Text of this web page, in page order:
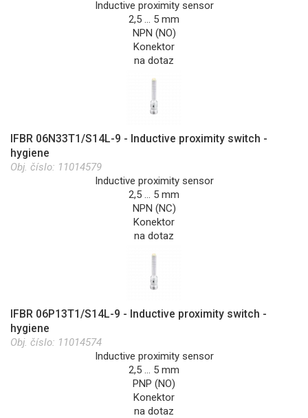
Inductive proximity sensor
2,5 … 5 mm
NPN (NO)
Konektor
na dotaz
IFBR 06N33T1/S14L-9 - Inductive proximity switch -
hygiene
Obj. číslo: 11014579
Inductive proximity sensor
2,5 … 5 mm
NPN (NC)
Konektor
na dotaz
IFBR 06P13T1/S14L-9 - Inductive proximity switch -
hygiene
Obj. číslo: 11014574
Inductive proximity sensor
2,5 … 5 mm
PNP (NO)
Konektor
na dotaz